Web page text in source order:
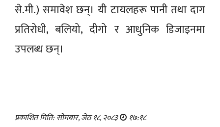
से.मी.) समावेश छन्। यी टायलहरू पानी तथा दाग
प्रतिरोधी, बलियो, दीगो र आधुनिक डिजाइनमा
उपलब्ध छन्।
प्रकाशित मिति: सोमबार, जेठ १८, २०८३ १७:१८